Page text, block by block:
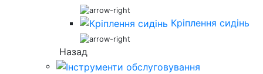
Кріплення сидінь
Назад